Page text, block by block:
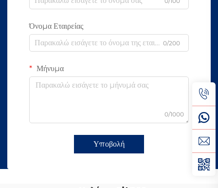
Όνομα Εταιρείας
0/200
Μήνυμα
0/1000
Υποβολή